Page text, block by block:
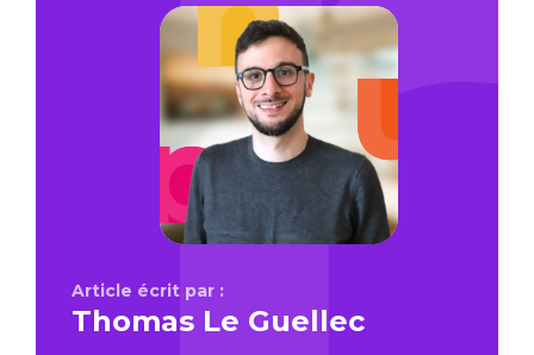
Article écrit par :
Thomas Le Guellec